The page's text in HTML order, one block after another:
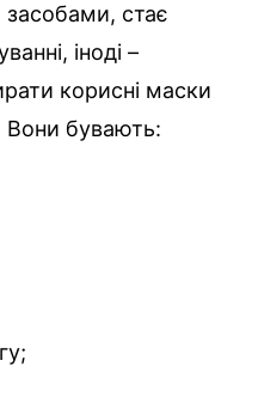
засобами, стає
іноді –
корисні маски
Вони бувають: